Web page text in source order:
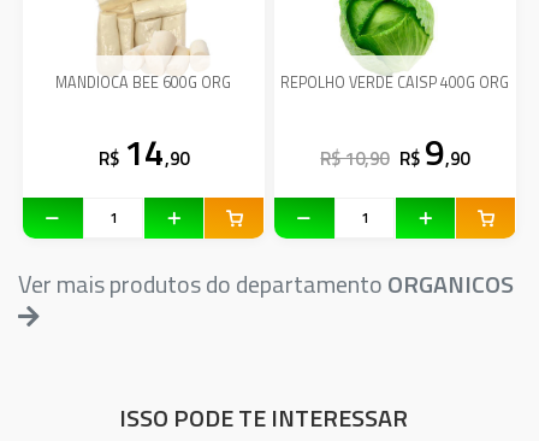
MANDIOCA BEE 600G ORG
R$ 14,90
REPOLHO VERDE CAISP 400G ORG
R$ 10,90 R$ 9,90
Ver mais produtos do departamentoORGANICOS
ISSO PODE TE INTERESSAR